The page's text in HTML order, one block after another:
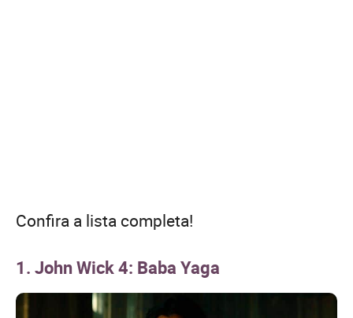
Confira a lista completa!
1. John Wick 4: Baba Yaga